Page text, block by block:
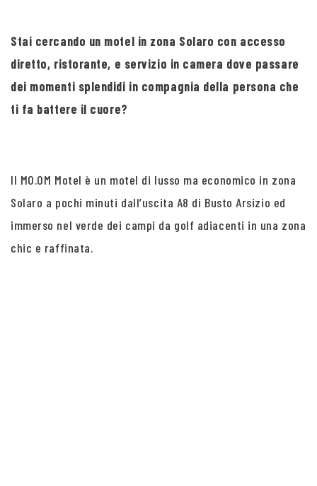
Stai cercando un motel in zona Solaro con accesso
diretto, ristorante, e servizio in camera dove passare
dei momenti splendidi in compagnia della persona che
ti fa battere il cuore?
Il MO.OM Motel è un motel di lusso ma economico in zona
Solaro a pochi minuti dall’uscita A8 di Busto Arsizio ed
immerso nel verde dei campi da golf adiacenti in una zona
chic e raffinata.